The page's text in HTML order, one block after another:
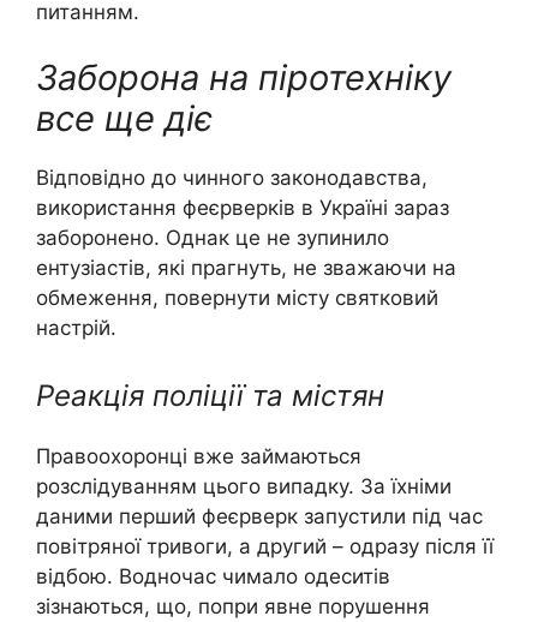
питанням.
Заборона на піротехніку
все ще діє
Відповідно до чинного законодавства,
використання феєрверків в Україні зараз
заборонено. Однак це не зупинило
ентузіастів, які прагнуть, не зважаючи на
обмеження, повернути місту святковий
настрій.
Реакція поліції та містян
Правоохоронці вже займаються
розслідуванням цього випадку. За їхніми
даними перший феєрверк запустили під час
повітряної тривоги, а другий – одразу після її
відбою. Водночас чимало одеситів
зізнаються, що, попри явне порушення